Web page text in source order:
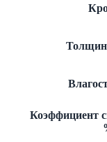
Коэффициент